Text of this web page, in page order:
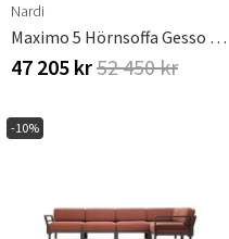
Nardi
Maximo 5 Hörnsoffa Gesso - Perla
47 205 kr52 450 kr
-10%